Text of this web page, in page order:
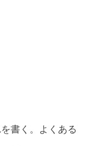
書く。よくある